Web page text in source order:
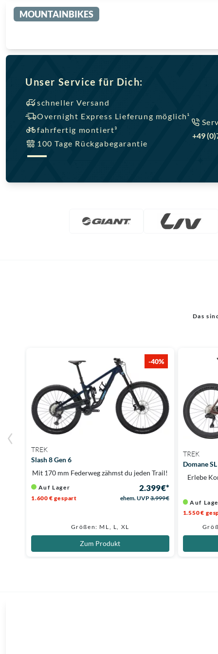
MOUNTAINBIKES
Unser Service für Dich:
schneller Versand
Overnight Express Lieferung möglich¹
fahrfertig montiert³
100 Tage Rückgabegarantie
+49
Das
-40%
TREK
Slash 8 Gen 6
Mit 170 mm Federweg zähmst du jeden Trail!
Auf Lager 2.399 €*
1.600 € gespart ehem. UVP3.999 €
Größen: ML, L, XL
Zum Produkt
TREK
Domane
Erlebe
Auf
1.550 €